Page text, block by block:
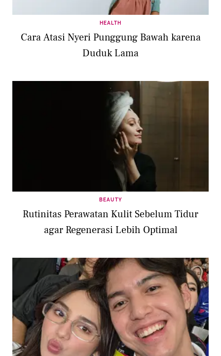
HEALTH
Cara Atasi Nyeri Punggung Bawah karena
Duduk Lama
BEAUTY
Rutinitas Perawatan Kulit Sebelum Tidur
agar Regenerasi Lebih Optimal